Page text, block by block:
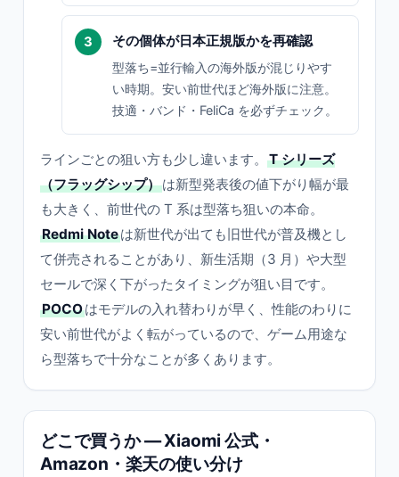
その個体が日本正規版かを再確認
型落ち=並行輸入の海外版が混じりやす
い時期。安い前世代ほど海外版に注意。
技適・バンド・FeliCa を必ずチェック。
ラインごとの狙い方も少し違います。
T シリーズ
（フラッグシップ）は新型発表後の値下がり幅が最
も大きく、前世代の T 系は型落ち狙いの本命。
Redmi Noteは新世代が出ても旧世代が普及機とし
て併売されることがあり、新生活期（3 月）や大型
セールで深く下がったタイミングが狙い目です。
POCOはモデルの入れ替わりが早く、性能のわりに
安い前世代がよく転がっているので、ゲーム用途な
ら型落ちで十分なことが多くあります。
どこで買うか — Xiaomi 公式・
Amazon・楽天の使い分け